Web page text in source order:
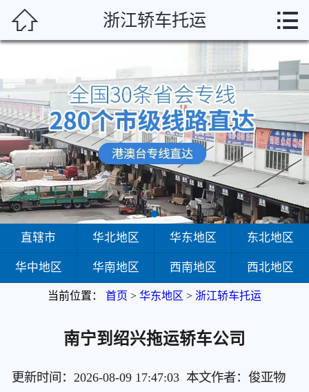
华北地区
华东地区
东北地区
华中地区
华南地区
西南地区
 浙江轿车托运 
直辖市 华北地区 华东地区 东北地区
华中地区 华南地区 西南地区 西北地区
当前位置： 首页 > 华东地区 > 浙江轿车托运
南宁到绍兴拖运轿车公司
更新时间：2026-08-09 17:47:03 本文作者：俊亚物